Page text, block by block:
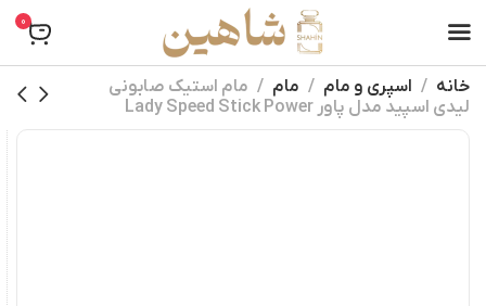
0
خانه اسپری و مام مام
مام استیک صابونی
لیدی اسپید مدل پاور Lady Speed Stick Power